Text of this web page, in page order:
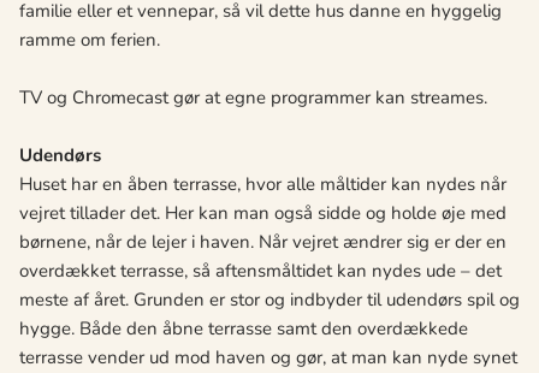
familie eller et vennepar, så vil dette hus danne en hyggelig
ramme om ferien.
TV og Chromecast gør at egne programmer kan streames.
Udendørs
Huset har en åben terrasse, hvor alle måltider kan nydes når
vejret tillader det. Her kan man også sidde og holde øje med
børnene, når de lejer i haven. Når vejret ændrer sig er der en
overdækket terrasse, så aftensmåltidet kan nydes ude – det
meste af året. Grunden er stor og indbyder til udendørs spil og
hygge. Både den åbne terrasse samt den overdækkede
terrasse vender ud mod haven og gør, at man kan nyde synet